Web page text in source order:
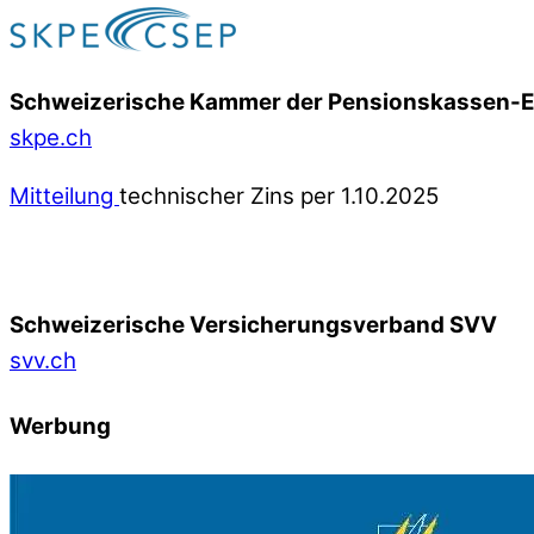
Schweizerische Kammer der Pensionskassen-
skpe.ch
Mitteilung technischer Zins per 1.10.2025
Schweizerische Versicherungsverband SVV
svv.ch
Werbung